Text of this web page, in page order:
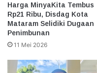
Harga MinyaKita Tembus
Rp21 Ribu, Disdag Kota
Mataram Selidiki Dugaan
Penimbunan
11 Mei 2026